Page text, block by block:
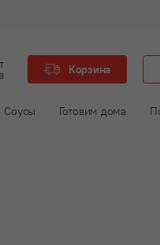
Корзина
Соусы Готовим дома